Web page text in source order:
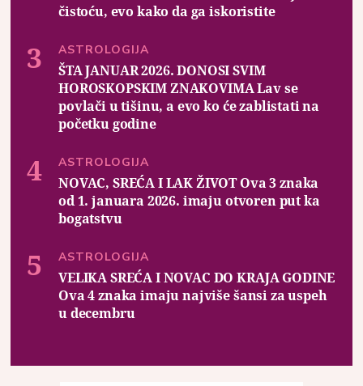
čistoću, evo kako da ga iskoristite
ASTROLOGIJA
ŠTA JANUAR 2026. DONOSI SVIM
HOROSKOPSKIM ZNAKOVIMA Lav se
povlači u tišinu, a evo ko će zablistati na
početku godine
ASTROLOGIJA
NOVAC, SREĆA I LAK ŽIVOT Ova 3 znaka
od 1. januara 2026. imaju otvoren put ka
bogatstvu
ASTROLOGIJA
VELIKA SREĆA I NOVAC DO KRAJA GODINE
Ova 4 znaka imaju najviše šansi za uspeh
u decembru